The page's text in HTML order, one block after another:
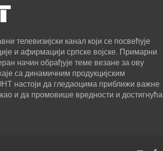
телевизијски канал који се посвећује
и афирмацији српске војске. Примарни
начин обрађује теме везане за ову
са динамичним продукцијским
настоји да гледаоцима приближи важне
као и да промовише вредности и достигнућа